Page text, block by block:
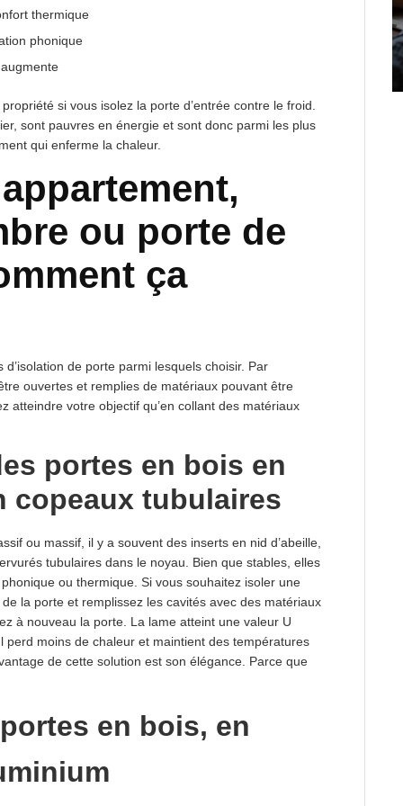
thermique
phonique
si vous isolez la porte d’entrée contre le froid.
sont pauvres en énergie et sont donc parmi les plus
qui enferme la chaleur.
ou porte de
ça
de porte parmi lesquels choisir. Par
ouvertes et remplies de matériaux pouvant être
atteindre votre objectif qu’en collant des matériaux
portes en bois en
copeaux tubulaires
ou massif, il y a souvent des inserts en nid d’abeille,
tubulaires dans le noyau. Bien que stables, elles
ou thermique. Si vous souhaitez isoler une
la porte et remplissez les cavités avec des matériaux
à nouveau la porte. La lame atteint une valeur U
moins de chaleur et maintient des températures
de cette solution est son élégance. Parce que
en bois, en